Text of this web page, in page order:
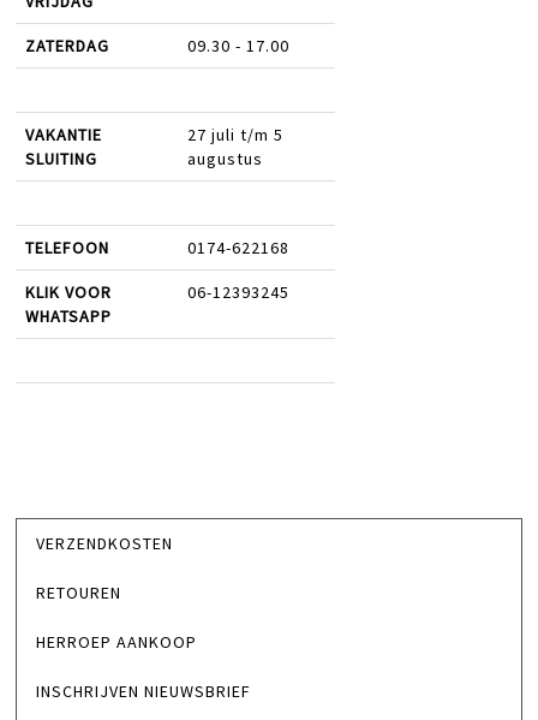
ZATERDAG 09.30 - 17.00
VAKANTIE
SLUITING
27 juli t/m 5
augustus
TELEFOON 0174-622168
KLIK VOOR
WHATSAPP
06-12393245
VERZENDKOSTEN
RETOUREN
HERROEP AANKOOP
INSCHRIJVEN NIEUWSBRIEF